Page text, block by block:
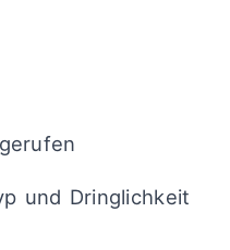
und Dringlichkeit